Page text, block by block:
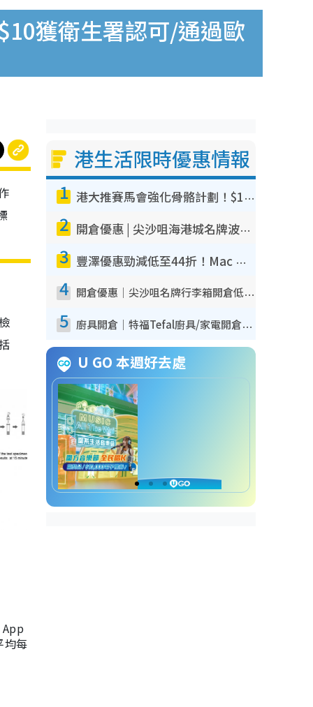
獲衛生署認可/通過歐
均每
港生活限時優惠情報
1 港大推賽馬會強化骨骼計劃！$100骨質密度X光檢查 完成免費運動訓練送超市禮券！附參加資格
2 開倉優惠 | 尖沙咀海港城名牌波鞋開倉低至1折！On鞋$899起／Joy&Peace鞋履$98起
3 豐澤優惠勁減低至44折！Mac mini/iPhone17Pro大減價！廚房家電$220起
4 開倉優惠｜尖沙咀名牌行李箱開倉低至4折！一連5日 American Tourister/ace./Hallmark $200起！
5 廚具開倉｜特福Tefal廚具/家電開倉低至3折！$220起買平底鍋/炒鑊/湯煲！電飯煲/吸塵機/燙斗$418起
U GO 本週好去處